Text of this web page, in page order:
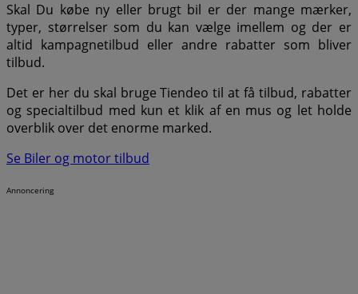
Skal Du købe ny eller brugt bil er der mange mærker,
typer, størrelser som du kan vælge imellem og der er
altid kampagnetilbud eller andre rabatter som bliver
tilbud.
Det er her du skal bruge Tiendeo til at få tilbud, rabatter
og specialtilbud med kun et klik af en mus og let holde
overblik over det enorme marked.
Se Biler og motor tilbud
Annoncering